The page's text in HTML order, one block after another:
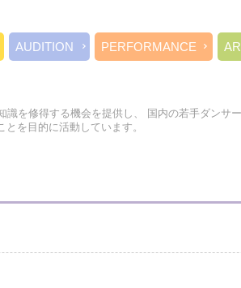
AUDITION PERFORMANCE
識を修得する機会を提供し、 国内の若手ダンサ
を目的に活動しています。